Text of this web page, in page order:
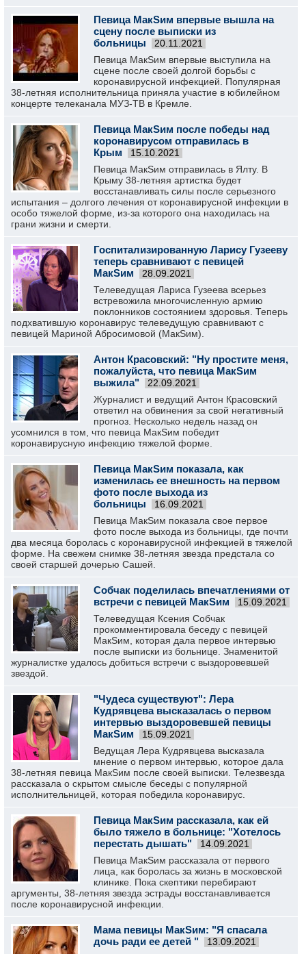
Певица МакSим впервые вышла на
сцену после выписки из
больницы
20.11.2021
Певица МакSим впервые выступила на
сцене после своей долгой борьбы с
коронавирусной инфекцией. Популярная
38-летняя исполнительница приняла участие в юбилейном
концерте телеканала МУЗ-ТВ в Кремле.
Певица МакSим после победы над
коронавирусом отправилась в
Крым
15.10.2021
Певица МакSим отправилась в Ялту. В
Крыму 38-летняя артистка будет
восстанавливать силы после серьезного
испытания – долгого лечения от коронавирусной инфекции в
особо тяжелой форме, из-за которого она находилась на
грани жизни и смерти.
Госпитализированную Ларису Гузееву
теперь сравнивают с певицей
МакSим
28.09.2021
Телеведущая Лариса Гузеева всерьез
встревожила многочисленную армию
поклонников состоянием здоровья. Теперь
подхватившую коронавирус телеведущую сравнивают с
певицей Мариной Абросимовой (МакSим).
Антон Красовский: "Ну простите меня,
пожалуйста, что певица МакSим
выжила"
22.09.2021
Журналист и ведущий Антон Красовский
ответил на обвинения за свой негативный
прогноз. Несколько недель назад он
усомнился в том, что певица МакSим победит
коронавирусную инфекцию тяжелой форме.
Певица МакSим показала, как
изменилась ее внешность на первом
фото после выхода из
больницы
16.09.2021
Певица МакSим показала свое первое
фото после выхода из больницы, где почти
два месяца боролась с коронавирусной инфекцией в тяжелой
форме. На свежем снимке 38-летняя звезда предстала со
своей старшей дочерью Сашей.
Собчак поделилась впечатлениями от
встречи с певицей МакSим
15.09.2021
Телеведущая Ксения Собчак
прокомментировала беседу с певицей
МакSим, которая дала первое интервью
после выписки из больнице. Знаменитой
журналистке удалось добиться встречи с выздоровевшей
звездой.
"Чудеса существуют": Лера
Кудрявцева высказалась о первом
интервью выздоровевшей певицы
МакSим
15.09.2021
Ведущая Лера Кудрявцева высказала
мнение о первом интервью, которое дала
38-летняя певица МакSим после своей выписки. Телезвезда
рассказала о скрытом смысле беседы с популярной
исполнительницей, которая победила коронавирус.
Певица МакSим рассказала, как ей
было тяжело в больнице: "Хотелось
перестать дышать"
14.09.2021
Певица МакSим рассказала от первого
лица, как боролась за жизнь в московской
клинике. Пока скептики перебирают
аргументы, 38-летняя звезда эстрады восстанавливается
после коронавирусной инфекции.
Мама певицы МакSим: "Я спасала
дочь ради ее детей "
13.09.2021